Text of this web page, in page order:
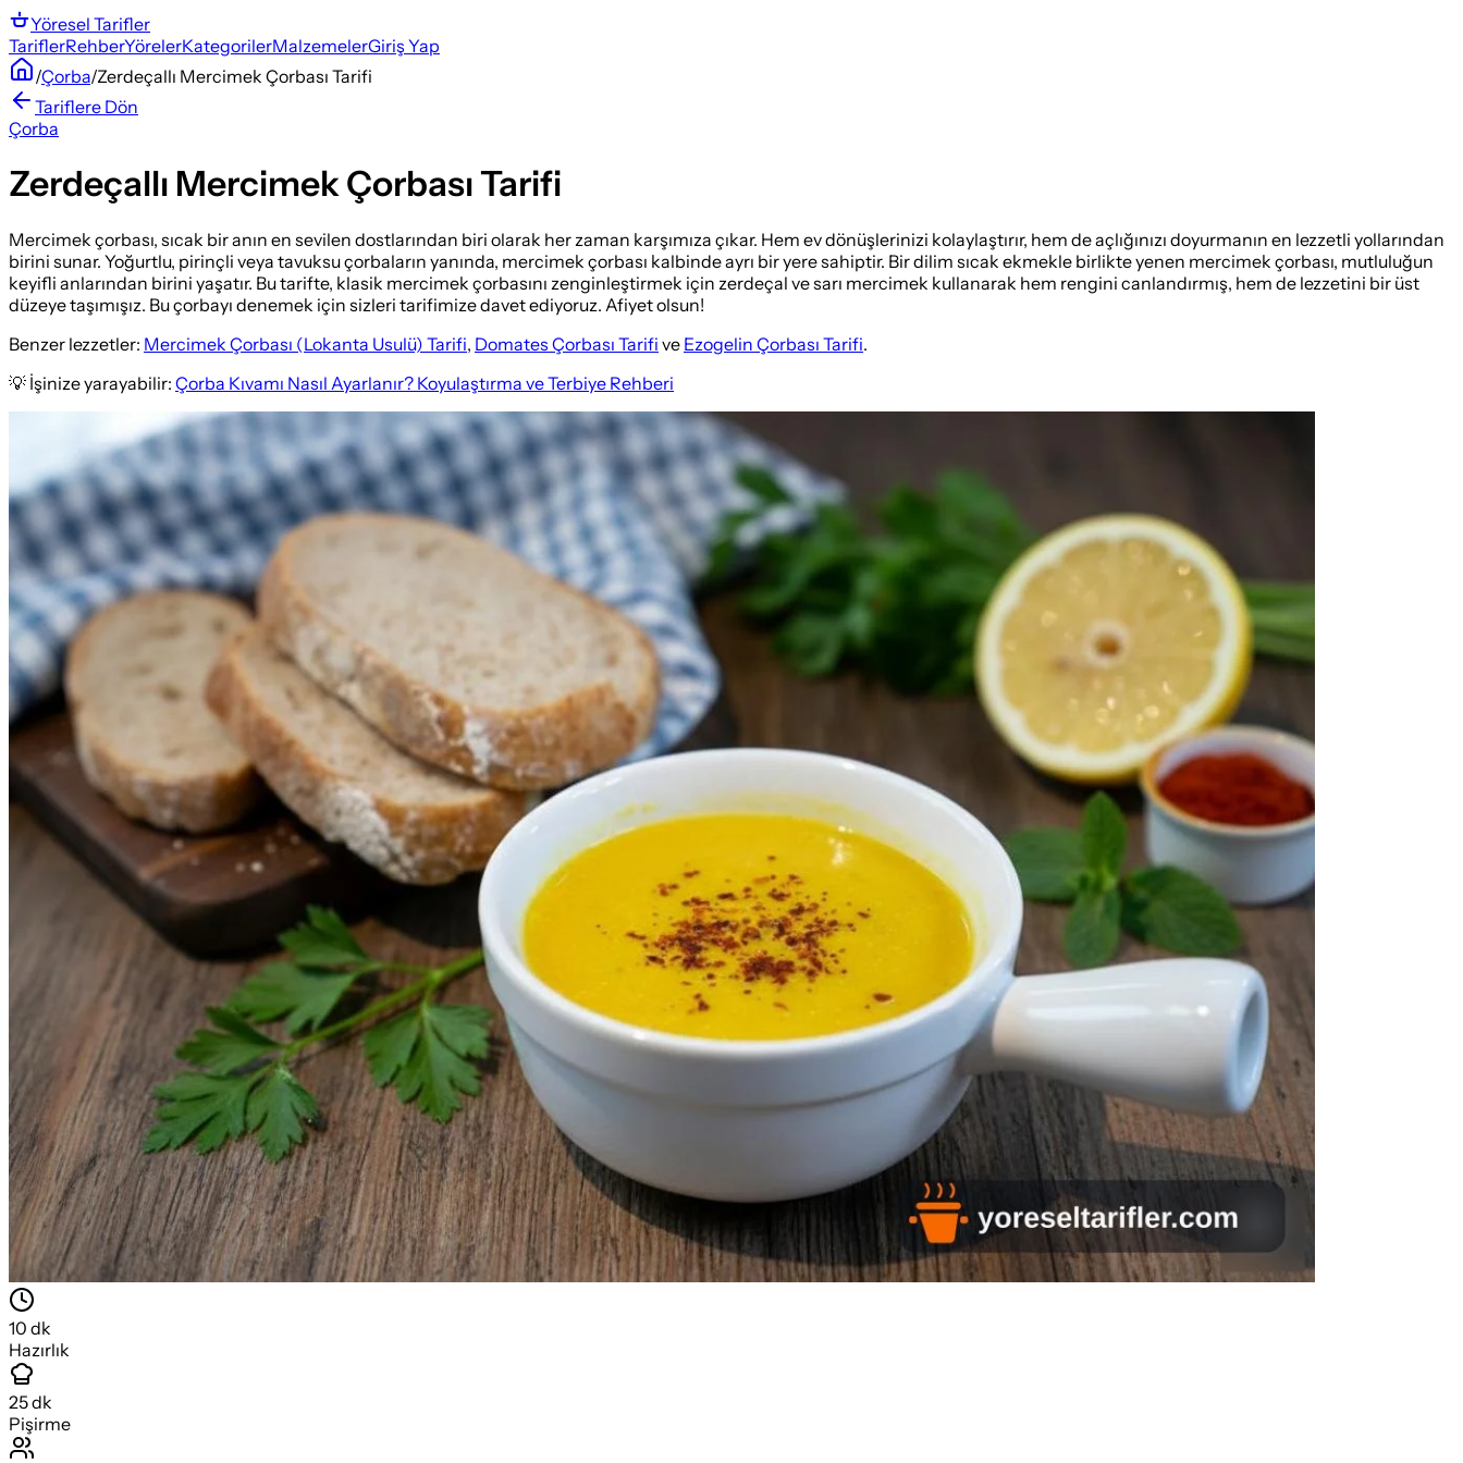
Yöresel Tarifler
TariflerRehberYörelerKategorilerMalzemelerGiriş Yap
/Çorba/Zerdeçallı Mercimek Çorbası Tarifi
Tariflere Dön
Çorba
Zerdeçallı Mercimek Çorbası Tarifi
Mercimek çorbası, sıcak bir anın en sevilen dostlarından biri olarak her zaman karşımıza çıkar. Hem ev dönüşlerinizi kolaylaştırır, hem de açlığınızı doyurmanın en lezzetli yollarından
birini sunar. Yoğurtlu, pirinçli veya tavuksu çorbaların yanında, mercimek çorbası kalbinde ayrı bir yere sahiptir. Bir dilim sıcak ekmekle birlikte yenen mercimek çorbası, mutluluğun
keyifli anlarından birini yaşatır. Bu tarifte, klasik mercimek çorbasını zenginleştirmek için zerdeçal ve sarı mercimek kullanarak hem rengini canlandırmış, hem de lezzetini bir üst
düzeye taşımışız. Bu çorbayı denemek için sizleri tarifimize davet ediyoruz. Afiyet olsun!
Benzer lezzetler: Mercimek Çorbası (Lokanta Usulü) Tarifi, Domates Çorbası Tarifi ve Ezogelin Çorbası Tarifi.
💡 İşinize yarayabilir: Çorba Kıvamı Nasıl Ayarlanır? Koyulaştırma ve Terbiye Rehberi
10 dk
Hazırlık
25dk
Pişirme